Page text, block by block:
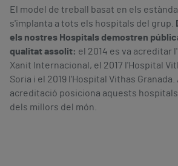
El model de treball basat en els
s'implanta a tots els hospitals del grup.
els nostres Hospitals demostren
qualitat assolit: el 2014 es va acreditar
Xanit Internacional, el 2017 l'Hospital
Soria i el 2019 l'Hospital Vithas
acreditació posiciona aquests
dels millors del món.